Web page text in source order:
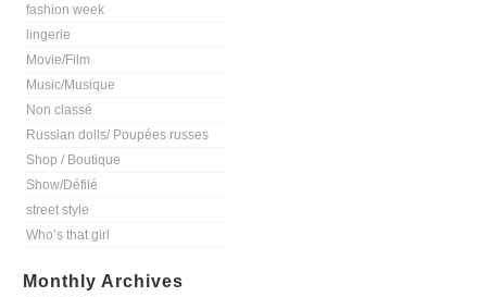
fashion week
lingerie
Movie/Film
Music/Musique
Non classé
Russian dolls/ Poupées russes
Shop / Boutique
Show/Défilé
street style
Who’s that girl
Monthly Archives